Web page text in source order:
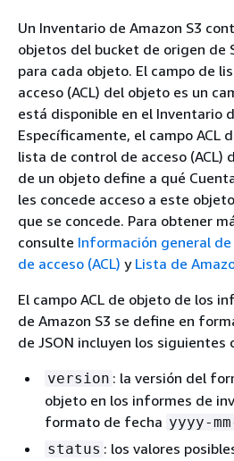
Un Inventario de Amazon S3
objetos del bucket de origen de
para cada objeto. El campo de
acceso (ACL) del objeto es un
está disponible en el Inventario
Específicamente, el campo ACL
lista de control de acceso (ACL)
de un objeto define a qué
les concede acceso a este
que se concede. Para obtener
consulte Información general
de acceso (ACL) y Lista de
El campo ACL de objeto de los
de Amazon S3 se define en
de JSON incluyen los siguientes
version : la versión del
objeto en los informes de
formato de fecha yyyy-
status : los valores